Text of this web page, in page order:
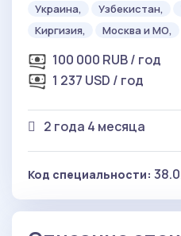
Украина,
Узбекистан,
Киргизия,
Москва и МО,
100 000 RUB / год
1 237 USD / год
2 года 4 месяца
Код специальности: